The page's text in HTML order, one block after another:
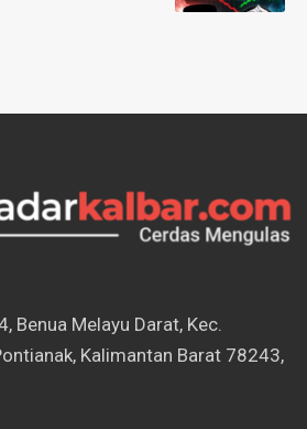
Benua Melayu Darat, Kec.
Kalimantan Barat 78243,